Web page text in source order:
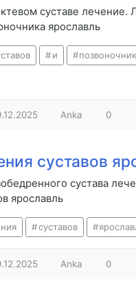
суставе лечение.
ярославль
и
Anka 0
суставов
сустава
ярославль
суставов
Anka 0